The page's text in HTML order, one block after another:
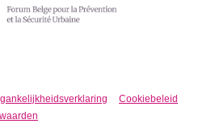
Cookiebeleid